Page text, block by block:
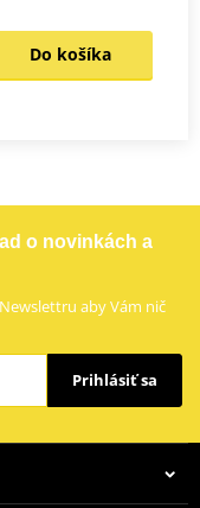
Do košíka
o novinkách a
aby Vám nič
Prihlásiť sa